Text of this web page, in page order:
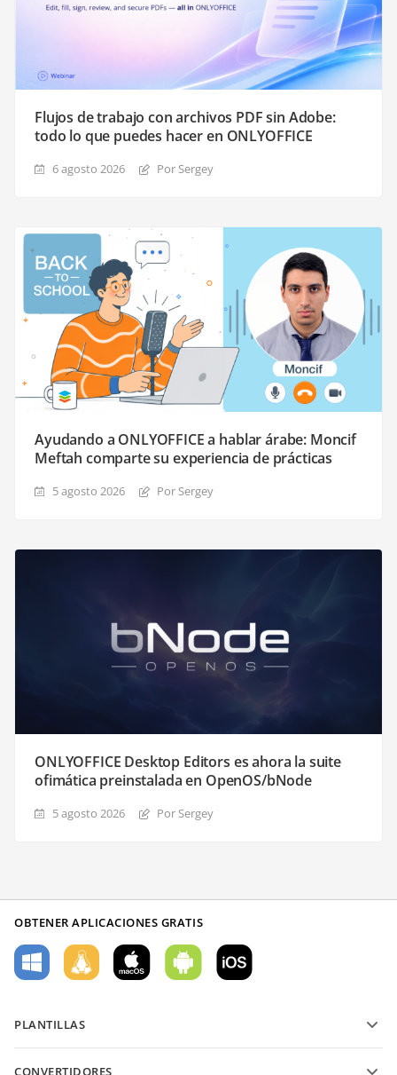
Flujos de trabajo con archivos PDF sin Adobe:
todo lo que puedes hacer en ONLYOFFICE
6 agosto 2026 Por Sergey
Ayudando a ONLYOFFICE a hablar árabe: Moncif
Meftah comparte su experiencia de prácticas
5 agosto 2026 Por Sergey
ONLYOFFICE Desktop Editors es ahora la suite
ofimática preinstalada en OpenOS/bNode
5 agosto 2026 Por Sergey
OBTENER APLICACIONES GRATIS
PLANTILLAS
CONVERTIDORES